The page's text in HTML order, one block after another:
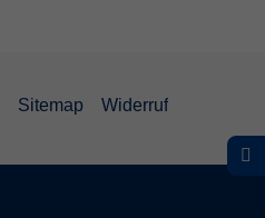
Sitemap Widerruf